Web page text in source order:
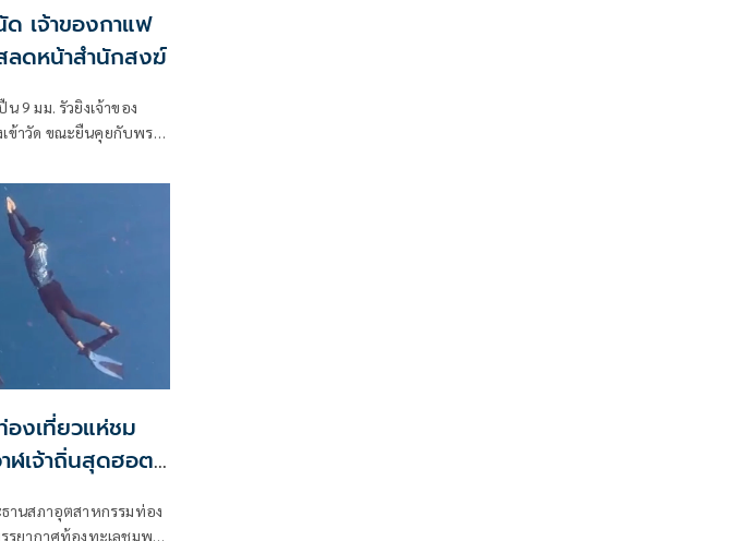
เจ้าของกาแฟ
ดหน้าสำนักสงฆ์
9 มม. รัวยิงเจ้าของ
ข้าวัด ขณะยืนคุยกับพระ
น.วันที่ 5 กรกฎาคม
ทร์ สว.(สอบสวน) สภ.ท่า
งเที่ยวแห่ชม
ฬเจ้าถิ่นสุดฮอต
านสภาอุตสาหกรรมท่อง
รยากาศท้องทะเลชุมพร